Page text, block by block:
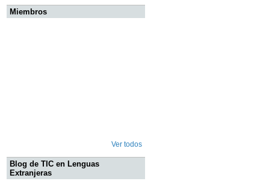
Miembros
Ver todos
Blog de TIC en Lenguas
Extranjeras